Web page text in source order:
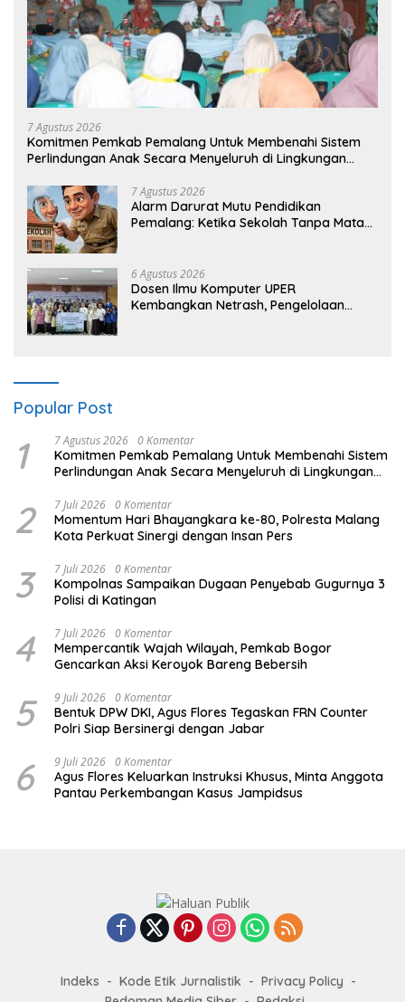
7 Agustus 2026
Komitmen Pemkab Pemalang Untuk Membenahi Sistem
Perlindungan Anak Secara Menyeluruh di Lingkungan
7 Agustus 2026
Alarm Darurat Mutu Pendidikan
Pemalang: Ketika Sekolah Tanpa Mata
6 Agustus 2026
Dosen Ilmu Komputer UPER
Kembangkan Netrash, Pengelolaan
Popular Post
1 7 Agustus 2026 0 Komentar
Komitmen Pemkab Pemalang Untuk Membenahi Sistem
Perlindungan Anak Secara Menyeluruh di Lingkungan
2 7 Juli 2026 0 Komentar
Momentum Hari Bhayangkara ke-80, Polresta Malang
Kota Perkuat Sinergi dengan Insan Pers
3 7 Juli 2026 0 Komentar
Kompolnas Sampaikan Dugaan Penyebab Gugurnya 3
Polisi di Katingan
4 7 Juli 2026 0 Komentar
Mempercantik Wajah Wilayah, Pemkab Bogor
Gencarkan Aksi Keroyok Bareng Bebersih
5 9 Juli 2026 0 Komentar
Bentuk DPW DKI, Agus Flores Tegaskan FRN Counter
Polri Siap Bersinergi dengan Jabar
6 9 Juli 2026 0 Komentar
Agus Flores Keluarkan Instruksi Khusus, Minta Anggota
Pantau Perkembangan Kasus Jampidsus
Indeks Kode Etik Jurnalistik
Privacy Policy